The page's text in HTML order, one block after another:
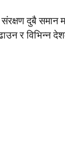
दुबै समान
र विभिन्न